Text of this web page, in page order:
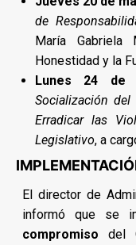
de
María
Honestidad y la
Lunes 24 de
Socialización del
Erradicar las
Legislativo, a
El director de
informó que se
compromiso del